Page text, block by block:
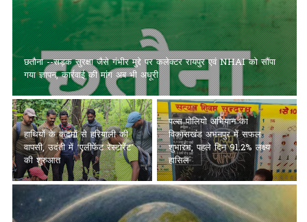
छतौना --सड़क सुरक्षा जैसे गंभीर मुद्दे पर कलेक्टर रायपुर एवं NHAI को सौंपा
गया ज्ञापन, कार्रवाई की मांग अब भी अधूरी
हाथियों के कदमों से हरियाली की
वापसी, उदंती में ‘एलीफेंट रेस्टोरेंट’
की शुरुआत
पल्स पोलियो अभियान का
विकासखंड अभनपुर में सफल
शुभारंभ, पहले दिन 91.2% लक्ष्य
हासिल